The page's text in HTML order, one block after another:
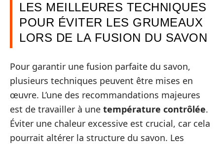
LES MEILLEURES TECHNIQUES
POUR ÉVITER LES GRUMEAUX
LORS DE LA FUSION DU SAVON
Pour garantir une fusion parfaite du savon,
plusieurs techniques peuvent être mises en
œuvre. L’une des recommandations majeures
est de travailler à une température contrôlée.
Éviter une chaleur excessive est crucial, car cela
pourrait altérer la structure du savon. Les